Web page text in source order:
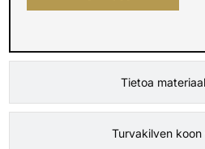
Tietoa
Turvakilven koon